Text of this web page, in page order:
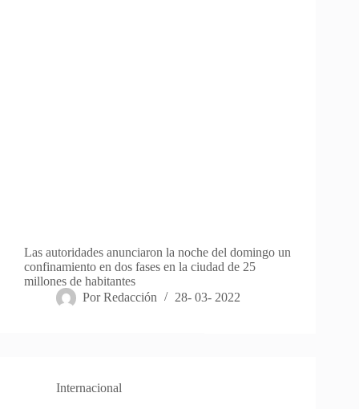
Las autoridades anunciaron la noche del domingo un
confinamiento en dos fases en la ciudad de 25
millones de habitantes
Por Redacción 28- 03- 2022
Internacional